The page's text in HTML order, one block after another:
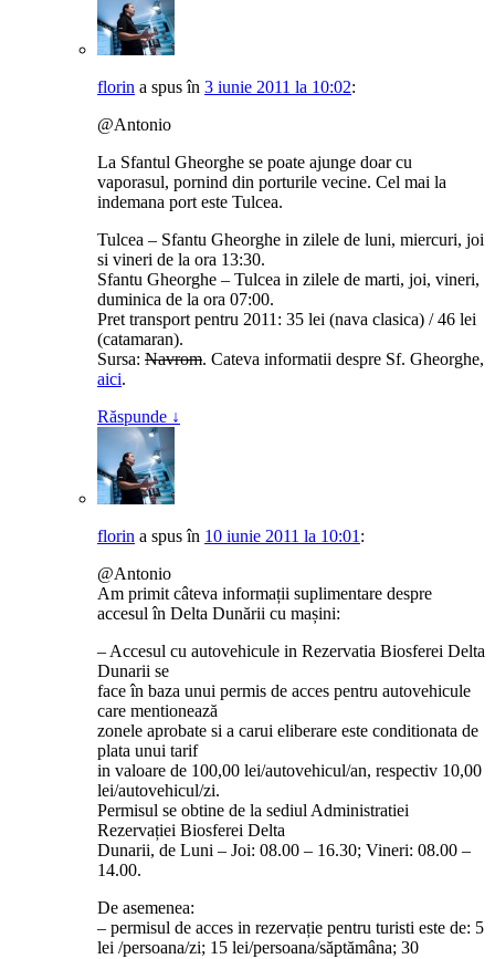
florin a spusîn 3 iunie 2011 la 10:02:
@Antonio
La Sfantul Gheorghe se poate ajunge doar cu
vaporasul, pornind din porturile vecine. Cel mai la
indemana port este Tulcea.
Tulcea – Sfantu Gheorghe in zilele de luni, miercuri, joi
si vineri de la ora 13:30.
Sfantu Gheorghe – Tulcea in zilele de marti, joi, vineri,
duminica de la ora 07:00.
Pret transport pentru 2011: 35 lei (nava clasica) / 46 lei
(catamaran).
Sursa: Navrom. Cateva informatii despre Sf. Gheorghe,
aici.
Răspunde ↓
florin a spusîn 10 iunie 2011 la 10:01 :
@Antonio
Am primit câteva informații suplimentare despre
accesul în Delta Dunării cu mașini:
– Accesul cu autovehicule in Rezervatia Biosferei Delta
Dunarii se
face în baza unui permis de acces pentru autovehicule
care mentionează
zonele aprobate si a carui eliberare este conditionata de
plata unui tarif
in valoare de 100,00 lei/autovehicul/an, respectiv 10,00
lei/autovehicul/zi.
Permisul se obtine de la sediul Administratiei
Rezervației Biosferei Delta
Dunarii, de Luni – Joi: 08.00 – 16.30; Vineri: 08.00 –
14.00.
De asemenea:
– permisul de acces in rezervație pentru turisti este de: 5
lei /persoana/zi; 15 lei/persoana/săptămâna; 30